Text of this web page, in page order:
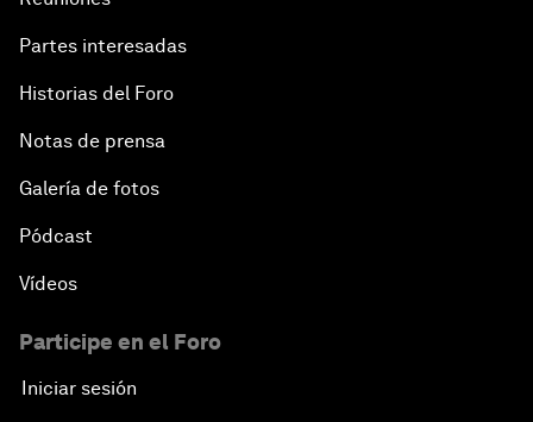
Partes interesadas
Historias del Foro
Notas de prensa
Galería de fotos
Pódcast
Vídeos
Participe en el Foro
Iniciar sesión